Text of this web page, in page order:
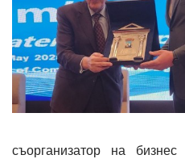
съорганизатор на